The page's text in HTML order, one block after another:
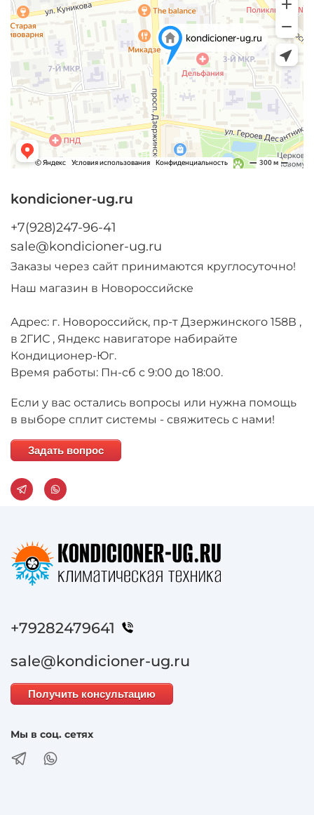
kondicioner-ug.ru
+7(928)247-96-41
sale@kondicioner-ug.ru
Заказы через сайт принимаются круглосуточно!
Наш магазин в Новороссийске
Адрес: г. Новороссийск, пр-т Дзержинского 158В ,
в 2ГИС , Яндекс навигаторе набирайте
Кондиционер-Юг.
Время работы: Пн-сб с 9:00 до 18:00.
Если у вас остались вопросы или нужна помощь
в выборе сплит системы - свяжитесь с нами!
Задать вопрос
+79282479641
sale@kondicioner-ug.ru
Получить консультацию
Мы в соц. сетях